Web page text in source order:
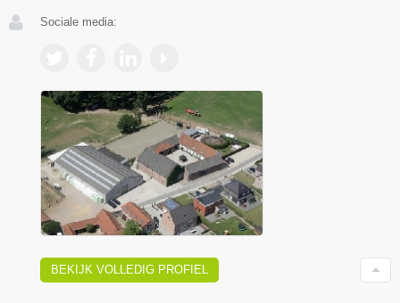
Sociale media:
BEKIJK VOLLEDIG PROFIEL